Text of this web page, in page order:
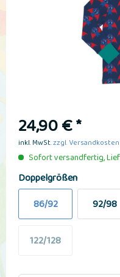
24,90 € *
inkl. MwSt.zzgl. Versandkosten
Sofort versandfertig,
Doppelgrößen
86/92
92/98
122/128